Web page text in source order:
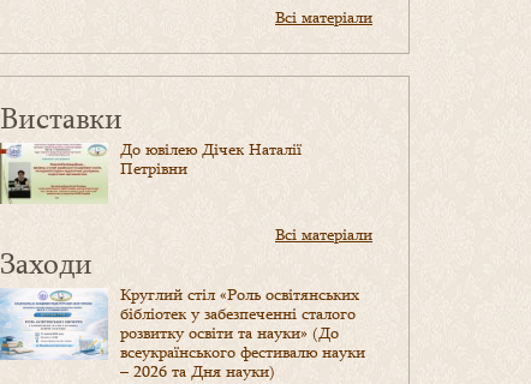
Всі матеріали
Виставки
До ювілею Дічек Наталії
Петрівни
Всі матеріали
Заходи
Круглий стіл «Роль освітянських
бібліотек у забезпеченні сталого
розвитку освіти та науки» (До
всеукраїнського фестивалю науки
– 2026 та Дня науки)